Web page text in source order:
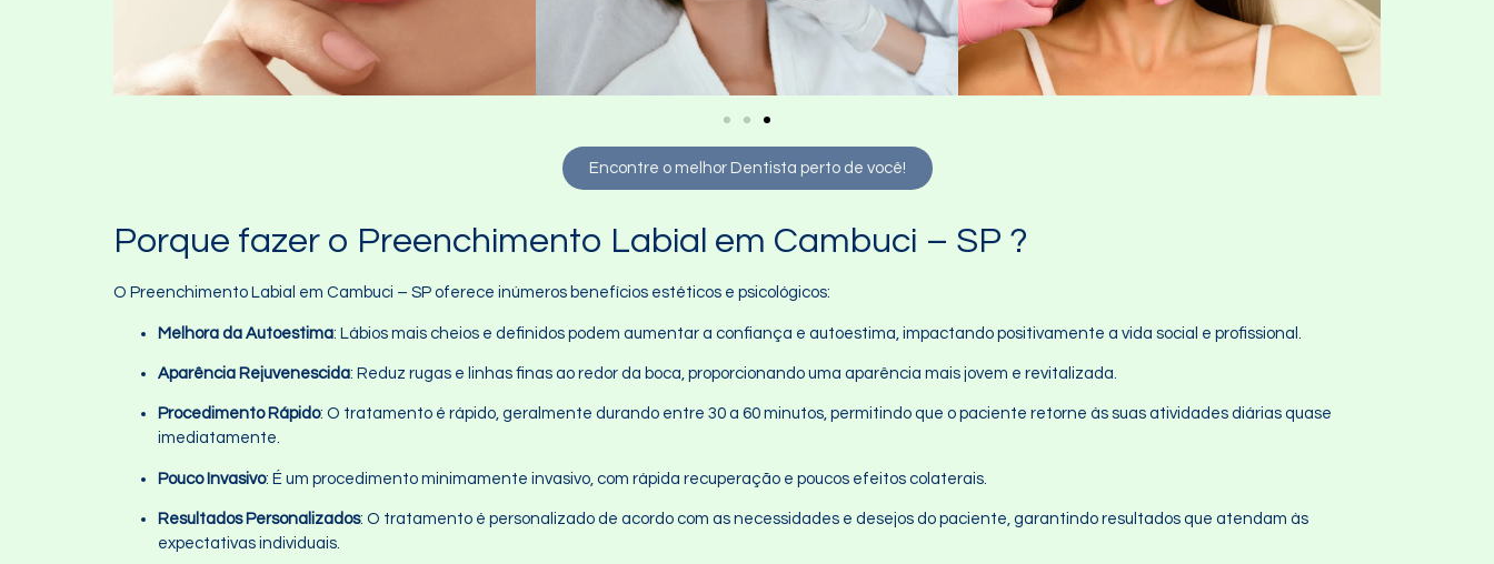
Encontre o melhor Dentista perto de você!
Porque fazer o Preenchimento Labial em Cambuci – SP ?
O Preenchimento Labial em Cambuci – SP oferece inúmeros benefícios estéticos e psicológicos:
Melhora da Autoestima: Lábios mais cheios e definidos podem aumentar a confiança e autoestima, impactando positivamente a vida social e profissional.
Aparência Rejuvenescida: Reduz rugas e linhas finas ao redor da boca, proporcionando uma aparência mais jovem e revitalizada.
Procedimento Rápido: O tratamento é rápido, geralmente durando entre 30 a 60 minutos, permitindo que o paciente retorne às suas atividades diárias quase
imediatamente.
Pouco Invasivo: É um procedimento minimamente invasivo, com rápida recuperação e poucos efeitos colaterais.
Resultados Personalizados: O tratamento é personalizado de acordo com as necessidades e desejos do paciente, garantindo resultados que atendam às
expectativas individuais.